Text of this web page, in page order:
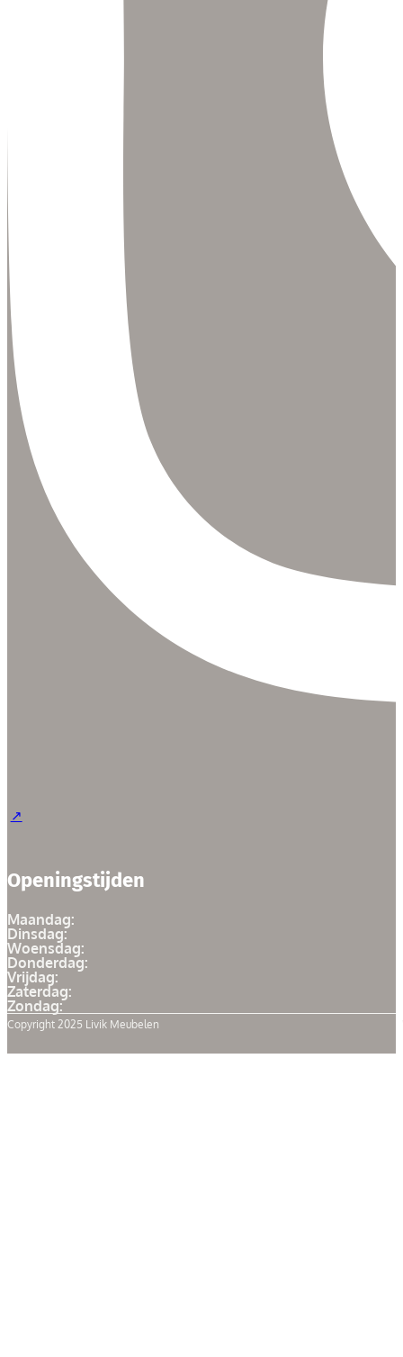
Openingstijden
Maandag:
Dinsdag:
Woensdag:
Donderdag:
Vrijdag:
Zaterdag:
Zondag:
Copyright 2025 Livik Meubelen